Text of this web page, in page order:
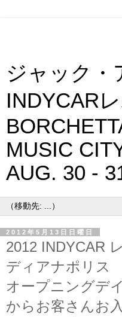
ジャック・
INDYCAR
MUSIC
AUG. 30 -
2012年5月13日日曜日
2012 INDYCAR
ディアナポリ
オープニング
からお客さんお